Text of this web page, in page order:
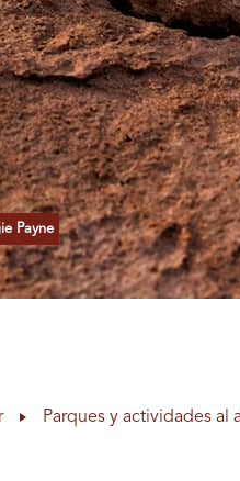
Payne
Parques y actividades al